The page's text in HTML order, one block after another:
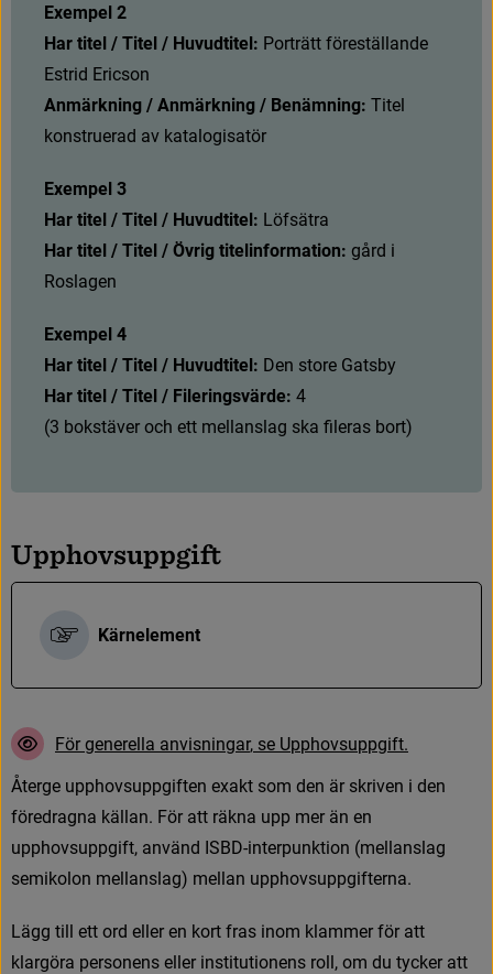
Exempel 2
Har titel / Titel / Huvudtitel: Porträtt föreställande
Estrid Ericson
Anmärkning / Anmärkning / Benämning: Titel
konstruerad av katalogisatör
Exempel 3
Har titel / Titel / Huvudtitel: Löfsätra
Har titel / Titel / Övrig titelinformation: gård i
Roslagen
Exempel 4
Har titel / Titel / Huvudtitel: Den store Gatsby
Har titel / Titel / Fileringsvärde: 4
(3 bokstäver och ett mellanslag ska fileras bort)
Upphovsuppgift
Kärnelement
För generella anvisningar, se Upphovsuppgift.
Återge upphovsuppgiften exakt som den är skriven i den
föredragna källan. För att räkna upp mer än en
upphovsuppgift, använd ISBD-interpunktion (mellanslag
semikolon mellanslag) mellan upphovsuppgifterna.
Lägg till ett ord eller en kort fras inom klammer för att
klargöra personens eller institutionens roll, om du tycker att